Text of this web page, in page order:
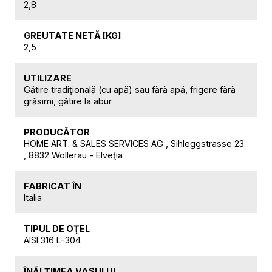
2,8
GREUTATE NETĂ [KG]
2,5
UTILIZARE
Gătire tradiţională (cu apă) sau fără apă, frigere fără
grăsimi, gătire la abur
PRODUCĂTOR
HOME ART. & SALES SERVICES AG , Sihleggstrasse 23
, 8832 Wollerau - Elveţia
FABRICAT ÎN
Italia
TIPUL DE OŢEL
AISI 316 L-304